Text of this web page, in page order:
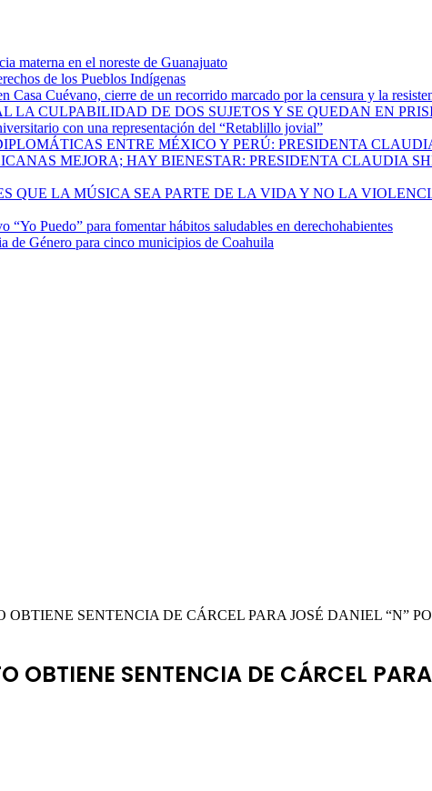
materna en el noreste de Guanajuato
de los Pueblos Indígenas
Casa Cuévano, cierre de un recorrido marcado por la censura y la
LA CULPABILIDAD DE DOS SUJETOS Y SE QUEDAN EN
con una representación del “Retablillo jovial”
ENTRE MÉXICO Y PERÚ: PRESIDENTA
MEJORA; HAY BIENESTAR: PRESIDENTA CLAUDIA
QUE LA MÚSICA SEA PARTE DE LA VIDA Y NO LA
Puedo” para fomentar hábitos saludables en derechohabientes
de Género para cinco municipios de Coahuila
SENTENCIA DE CÁRCEL PARA JOSÉ DANIEL “N”
OBTIENE SENTENCIA DE CÁRCEL